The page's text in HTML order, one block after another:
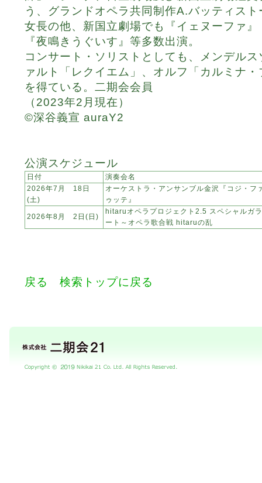
う、グランドオペラ共同制作A.バッティス
女長の他、新国立劇場でも『イェヌーファ
『夜鳴きうぐいす』等多数出演。
コンサート・ソリストとしても、メンデル
ァルト「レクイエム」、オルフ「カルミナ
を得ている。二期会会員
（2023年2月現在）
©深谷義宣 auraY2
公演スケジュール
日付
演奏会名
2026年7月 18日
(土)
オーケストラ・アンサンブル金沢『コジ・フ
ゥッテ』
2026年8月 2日(日)
hitaruオペラプロジェクト2.5 スペシャルガ
ート～オペラ歌合戦 hitaruの乱
戻る 検索トップに戻る